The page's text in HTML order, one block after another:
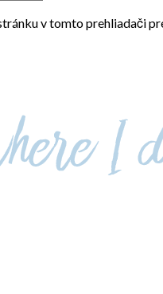
v tomto prehliadači